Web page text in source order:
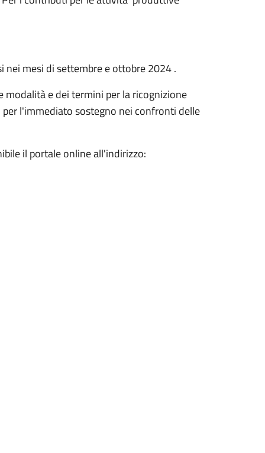
mesi di settembre e ottobre 2024 .
e dei termini per la ricognizione
l'immediato sostegno nei confronti delle
il portale online all'indirizzo: